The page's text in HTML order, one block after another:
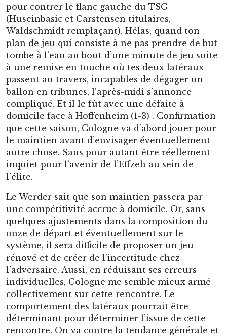
pour contrer le flanc gauche du TSG
(Huseinbasic et Carstensen titulaires,
Waldschmidt remplaçant). Hélas, quand ton
plan de jeu qui consiste à ne pas prendre de but
tombe à l’eau au bout d’une minute de jeu suite
à une remise en touche où tes deux latéraux
passent au travers, incapables de dégager un
ballon en tribunes, l’après-midi s’annonce
compliqué. Et il le fût avec une défaite à
domicile face à Hoffenheim (1-3) . Confirmation
que cette saison, Cologne va d’abord jouer pour
le maintien avant d’envisager éventuellement
autre chose. Sans pour autant être réellement
inquiet pour l’avenir de l’Effzeh au sein de
l’élite.
Le Werder sait que son maintien passera par
une compétitivité accrue à domicile. Or, sans
quelques ajustements dans la composition du
onze de départ et éventuellement sur le
système, il sera difficile de proposer un jeu
rénové et de créer de l’incertitude chez
l’adversaire. Aussi, en réduisant ses erreurs
individuelles, Cologne me semble mieux armé
collectivement sur cette rencontre. Le
comportement des latéraux pourrait être
déterminant pour déterminer l’issue de cette
rencontre. On va contre la tendance générale et